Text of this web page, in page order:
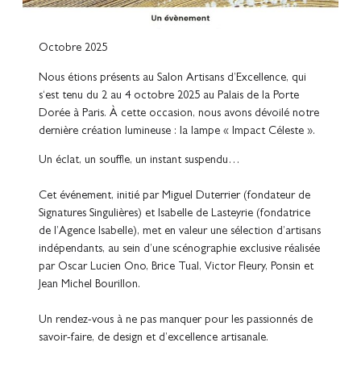
Octobre 2025
Nous étions présents au Salon Artisans d’Excellence, qui
s‘est tenu du 2 au 4 octobre 2025 au Palais de la Porte
Dorée à Paris. À cette occasion, nous avons dévoilé notre
dernière création lumineuse : la lampe « Impact Céleste ».
Un éclat, un souffle, un instant suspendu…
Cet événement, initié par Miguel Duterrier (fondateur de
Signatures Singulières) et Isabelle de Lasteyrie (fondatrice
de l’Agence Isabelle), met en valeur une sélection d’artisans
indépendants, au sein d’une scénographie exclusive réalisée
par Oscar Lucien Ono, Brice Tual, Victor Fleury, Ponsin et
Jean Michel Bourillon.
Un rendez-vous à ne pas manquer pour les passionnés de
savoir-faire, de design et d’excellence artisanale.